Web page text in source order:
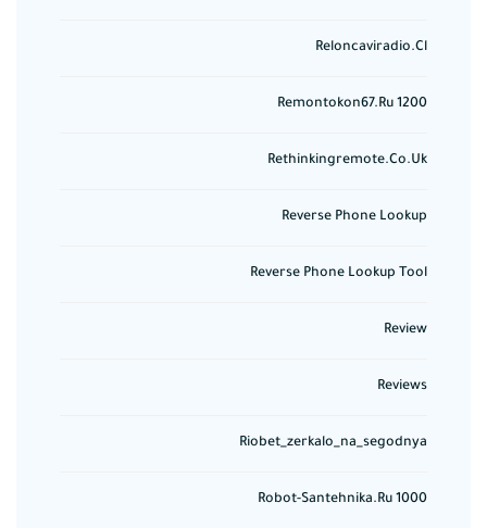
Reloncaviradio.cl
Remontokon67.ru 1200
Rethinkingremote.co.uk
Reverse Phone Lookup
Reverse Phone Lookup Tool
Review
Reviews
Riobet_zerkalo_na_segodnya
Robot-Santehnika.ru 1000